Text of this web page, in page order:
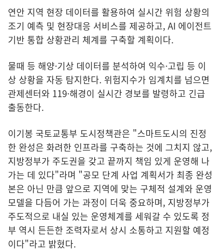
연안 지역 현장 데이터를 활용하여 실시간 위험 상황의
조기 예측 및 현장대응 서비스를 제공하고, AI 에이전트
기반 통합 상황관리 체계를 구축할 계획이다.
물때 등 해양·기상 데이터를 분석하여 익수·고립 등 이
상 상황을 자동 탐지한다. 위험지수가 임계치를 넘으면
관제센터와 119·해경이 실시간 경보를 발령하고 긴급
출동한다.
이기봉 국토교통부 도시정책관은 "스마트도시의 진정
한 완성은 화려한 인프라를 구축하는 것에 그치지 않고,
지방정부가 주도권을 갖고 끝까지 책임 있게 운영해 나
가는 데 있다"라며 "공모 단계 사업 계획서가 최종 완성
본은 아닌 만큼 앞으로 지역에 맞는 구체적 설계와 운영
모델을 다듬어 가는 과정이 더욱 중요하며, 지방정부가
주도적으로 내실 있는 운영체계를 세워갈 수 있도록 정
부 역시 든든한 조력자로서 상시 소통하고 지원할 예정
이다"라고 밝혔다.